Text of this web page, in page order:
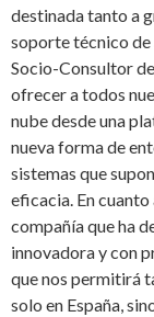
destinada tanto a
soporte técnico de
Socio-Consultor
ofrecer a todos
nube desde una
nueva forma de
sistemas que
eficacia. En
compañía que ha
innovadora y con
que nos permitirá
solo en España,